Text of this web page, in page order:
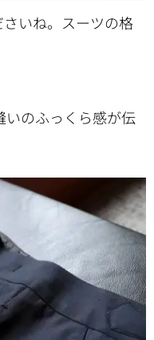
いね。スーツの格
のふっくら感が伝